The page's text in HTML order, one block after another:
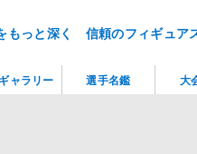
もっと深く 信頼のフィギュア
ャラリー 選手名鑑 大